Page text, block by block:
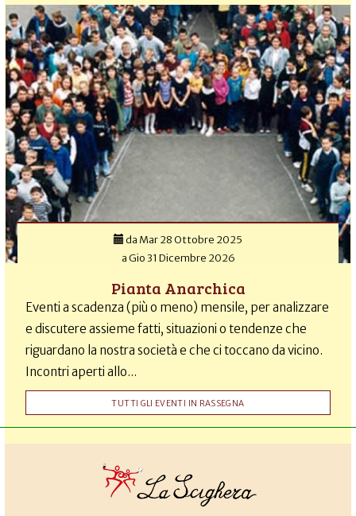
da Mar 28 Ottobre 2025
aGio 31 Dicembre 2026
Pianta Anarchica
Eventi a scadenza (più o meno) mensile, per analizzare
e discutere assieme fatti, situazioni o tendenze che
riguardano la nostra società e che ci toccano da vicino.
Incontri aperti allo...
TUTTI GLI EVENTI IN RASSEGNA